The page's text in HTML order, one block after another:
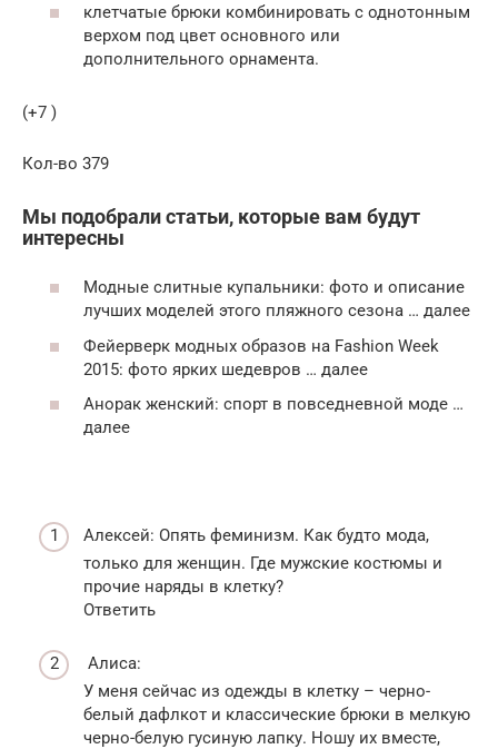
клетчатые брюки комбинировать с однотонным
верхом под цвет основного или
дополнительного орнамента.
(+7 )
Кол-во 379
Мы подобрали статьи, которые вам будут
интересны
Модные слитные купальники: фото и описание
лучших моделей этого пляжного сезона … далее
Фейерверк модных образов на Fashion Week
2015: фото ярких шедевров … далее
Анорак женский: спорт в повседневной моде …
далее
Алексей: Опять феминизм. Как будто мода,
только для женщин. Где мужские костюмы и
прочие наряды в клетку?
Ответить
Алиса:
У меня сейчас из одежды в клетку – черно-
белый дафлкот и классические брюки в мелкую
черно-белую гусиную лапку. Ношу их вместе,